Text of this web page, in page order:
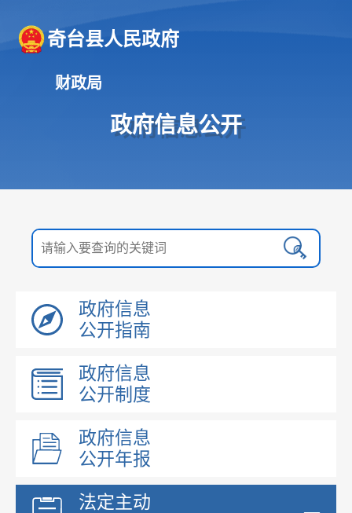
奇台县人民政府
财政局
政府信息公开
政府信息
公开指南
政府信息
公开制度
政府信息
公开年报
法定主动